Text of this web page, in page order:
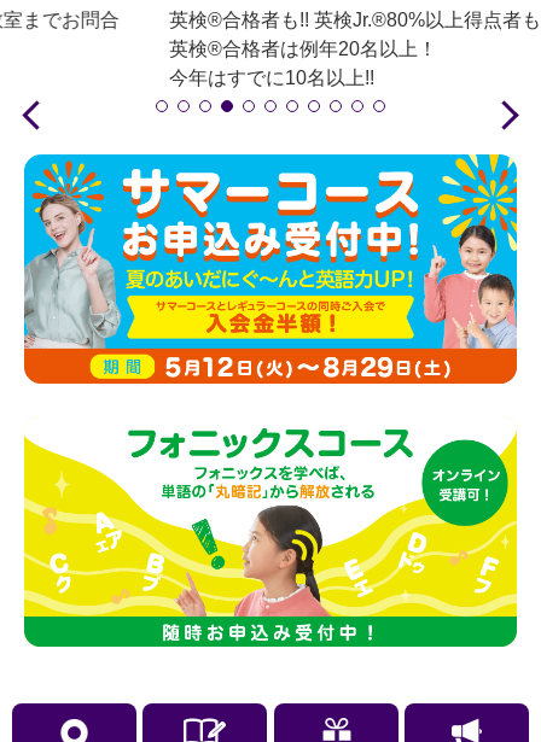
英検®合格者も!! 英検Jr.®80%以上得点者も!! 続々!!
英検®合格者は例年20名以上！
今年はすでに10名以上!!
みんな...すごすぎる...
Your mom and dad must be proud of you：D